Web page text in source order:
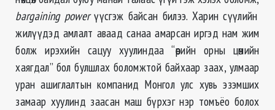
bargaining powerүүсгэж байсан билээ. Харин сүүлийн
жилүүдэд амлалт аваад санаа амарсан иргэд нам жим
болж ирэхийн сацуу хуулиндаа “өөрийн орны цөмийн
хаягдал” бол булшлах боломжтой байхаар заах, улмаар
уран ашиглалтын компанид Монгол улс хувь эзэмших
замаар хуулинд заасан маш бүрхэг нэр томъёо болох